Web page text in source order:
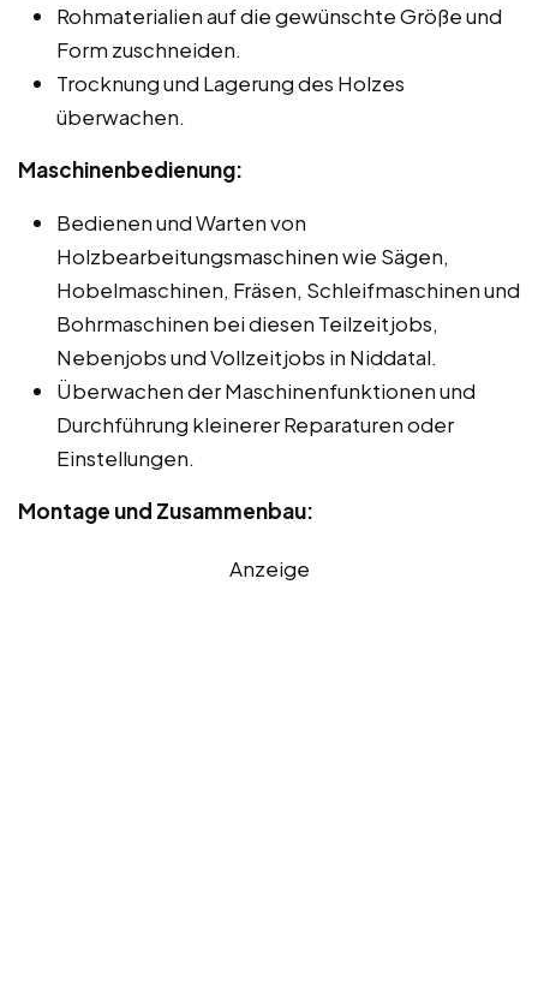
Rohmaterialien auf die gewünschte Größe und
Form zuschneiden.
Trocknung und Lagerung des Holzes
überwachen.
Maschinenbedienung:
Bedienen und Warten von
Holzbearbeitungsmaschinen wie Sägen,
Hobelmaschinen, Fräsen, Schleifmaschinen und
Bohrmaschinen bei diesen Teilzeitjobs,
Nebenjobs und Vollzeitjobs in Niddatal.
Überwachen der Maschinenfunktionen und
Durchführung kleinerer Reparaturen oder
Einstellungen.
Montage und Zusammenbau:
Anzeige